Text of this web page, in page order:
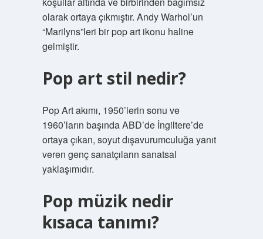
olarak ortaya çıkmıştır. Andy Warhol’un
“Marilyns”leri bir pop art ikonu haline
gelmiştir.
Pop art stil nedir?
Pop Art akımı, 1950’lerin sonu ve
1960’ların başında ABD’de İngiltere’de
ortaya çıkan, soyut dışavurumculuğa yanıt
veren genç sanatçıların sanatsal
yaklaşımıdır.
Pop müzik nedir
kısaca tanımı?